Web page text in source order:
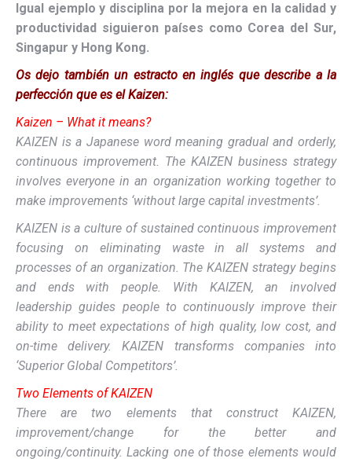
Igual ejemplo y disciplina por la mejora en la calidad y
productividad siguieron países como Corea del Sur,
Singapur y Hong Kong.
Os dejo también un estracto en inglés que describe a la
perfección que es el Kaizen:
Kaizen – What it means?
KAIZEN is a Japanese word meaning gradual and orderly,
continuous improvement. The KAIZEN business strategy
involves everyone in an organization working together to
make improvements ‘without large capital investments’.
KAIZEN is a culture of sustained continuous improvement
focusing on eliminating waste in all systems and
processes of an organization. The KAIZEN strategy begins
and ends with people. With KAIZEN, an involved
leadership guides people to continuously improve their
ability to meet expectations of high quality, low cost, and
on-time delivery. KAIZEN transforms companies into
‘Superior Global Competitors’.
Two Elements of KAIZEN
There are two elements that construct KAIZEN,
improvement/change for the better and
ongoing/continuity. Lacking one of those elements would